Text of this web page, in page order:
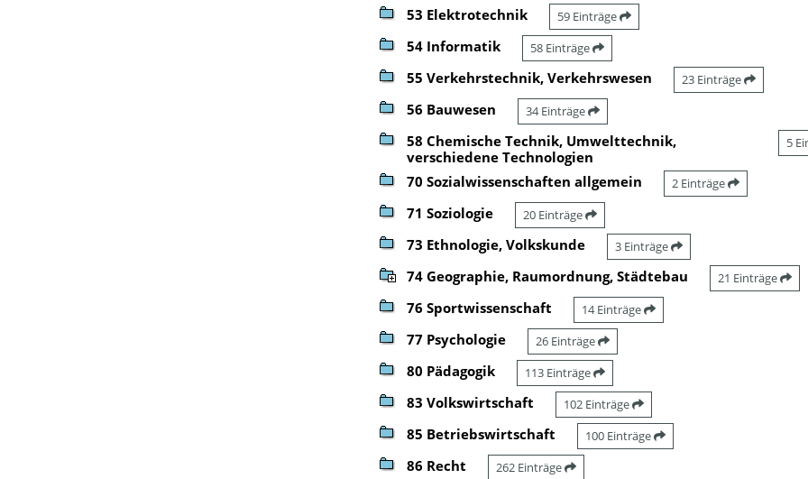
53 Elektrotechnik 59 Einträge
54 Informatik 58 Einträge
55 Verkehrstechnik, Verkehrswesen 23 Einträge
56 Bauwesen 34 Einträge
58 Chemische Technik, Umwelttechnik,
verschiedene Technologien
5
70 Sozialwissenschaften allgemein 2 Einträge
71 Soziologie 20 Einträge
73 Ethnologie, Volkskunde 3 Einträge
74 Geographie, Raumordnung, Städtebau 21 Einträge
76 Sportwissenschaft 14 Einträge
77 Psychologie 26 Einträge
80 Pädagogik 113 Einträge
83 Volkswirtschaft 102 Einträge
85 Betriebswirtschaft 100 Einträge
86 Recht 262 Einträge